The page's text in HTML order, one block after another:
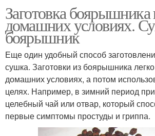
Заготовка боярышника
домашних условиях.
боярышник
Еще один удобный способ
сушка. Заготовки из боярышника
домашних условиях, а потом
целях. Например, в зимний период
целебный чай или отвар, который
первые симптомы простуды и гриппа.